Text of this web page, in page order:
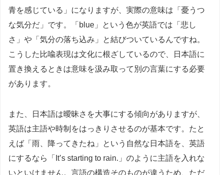
青を感じている」になりますが、実際の意味は「憂うつ
な気分だ」です。「blue」という色が英語では「悲し
さ」や「気分の落ち込み」と結びついているんですね。
こうした比喩表現は文化に根ざしているので、日本語に
置き換えるときは意味を汲み取って別の言葉にする必要
があります。
また、日本語は曖昧さを大事にする傾向がありますが、
英語は主語や時制をはっきりさせるのが基本です。たと
えば「雨、降ってきたね」という自然な日本語を、英語
にするなら「It’s starting to rain.」のように主語を入れな
いといけません。言語の構造そのものが違うため、ただ